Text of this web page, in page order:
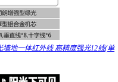
地一体红外线 高精度强光12线(单